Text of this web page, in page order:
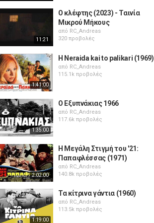
11:21
Ο κλέφτης (2023) - Ταινία
Μικρού Μήκους
από RC_Andreas
320 προβολές
1:41:00
H Neraida kai to palikari (1969)
από RC_Andreas
115.1k προβολές
1:35:00
Ο Εξυπνάκιας 1966
από RC_Andreas
117.6k προβολές
2:02:00
Η Μεγάλη Στιγμή του '21:
Παπαφλέσσας (1971)
από RC_Andreas
140.8k προβολές
1:19:00
Τα κίτρινα γάντια (1960)
από RC_Andreas
113.5k προβολές